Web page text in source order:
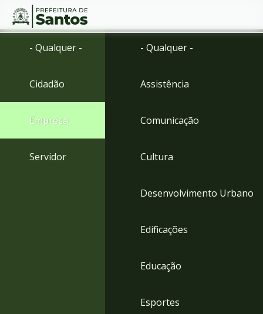
Ir
Ir
menu
Conteúdo
- Qualquer -
Cidadão
Empresa
Servidor
- Qualquer -
Assistência
Comunicação
Cultura
Desenvolvimento Urbano
Edificações
Educação
Esportes